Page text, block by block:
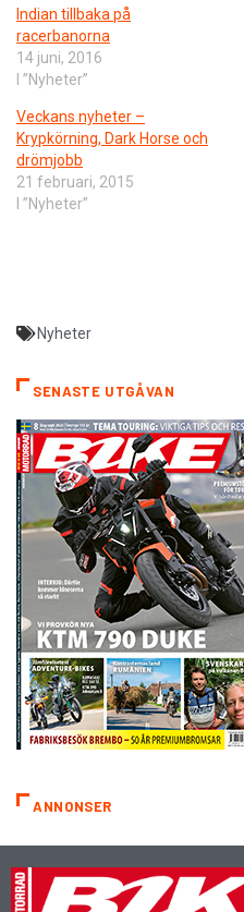
Indian tillbaka på
racerbanorna
14 juni, 2016
I ”Nyheter”
Veckans nyheter –
Krypkörning, Dark Horse och
drömjobb
21 februari, 2015
I ”Nyheter”
Nyheter
SENASTE UTGÅVAN
ANNONSER